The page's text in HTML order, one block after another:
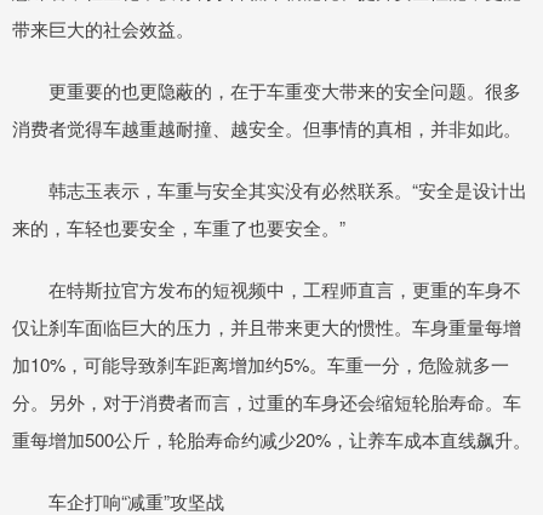
带来巨大的社会效益。
更重要的也更隐蔽的，在于车重变大带来的安全问题。很多
消费者觉得车越重越耐撞、越安全。但事情的真相，并非如此。
韩志玉表示，车重与安全其实没有必然联系。“安全是设计出
来的，车轻也要安全，车重了也要安全。”
在特斯拉官方发布的短视频中，工程师直言，更重的车身不
仅让刹车面临巨大的压力，并且带来更大的惯性。车身重量每增
加10%，可能导致刹车距离增加约5%。车重一分，危险就多一
分。另外，对于消费者而言，过重的车身还会缩短轮胎寿命。车
重每增加500公斤，轮胎寿命约减少20%，让养车成本直线飙升。
车企打响“减重”攻坚战